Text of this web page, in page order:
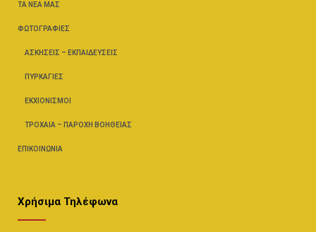
ΤΑ ΝΈΑ ΜΑΣ
ΦΩΤΟΓΡΑΦΊΕΣ
ΑΣΚΉΣΕΙΣ – ΕΚΠΑΙΔΕΎΣΕΙΣ
ΠΥΡΚΑΓΙΈΣ
ΕΚΧΙΟΝΙΣΜΟΊ
ΤΡΟΧΑΊΑ – ΠΑΡΟΧΉ ΒΟΗΘΕΊΑΣ
ΕΠΙΚΟΙΝΩΝΊΑ
Χρήσιμα Τηλέφωνα